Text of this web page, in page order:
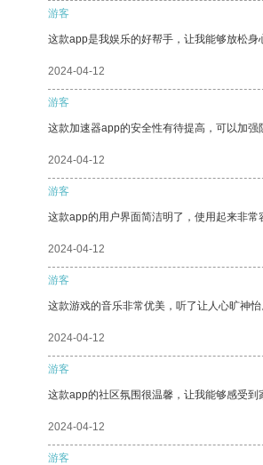
游客
这款app是我娱乐的好帮手，让我能够放松身
2024-04-12
游客
这款加速器app的安全性有待提高，可以加强
2024-04-12
游客
这款app的用户界面简洁明了，使用起来非常
2024-04-12
游客
这款游戏的音乐非常优美，听了让人心旷神怡
2024-04-12
游客
这款app的社区氛围很温馨，让我能够感受到
2024-04-12
游客